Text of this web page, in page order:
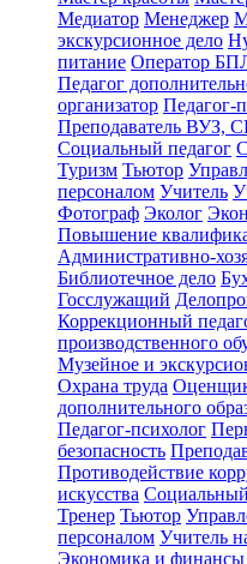
Медиатор Менеджер
экскурсионное дело
питание Оператор
Педагог
организатор Педагог-
Преподаватель ВУЗ,
Социальный педагог
Туризм Тьютор
персоналом Учитель
Фотограф Эколог
Повышение
Административно-
Библиотечное дело
Госслужащий
Коррекционный
производственного
Музейное и
Охрана труда
дополнительного
Педагог-психолог
безопасность
Противодействие
искусства
Тренер Тьютор
персоналом Учитель
Экономика и финансы